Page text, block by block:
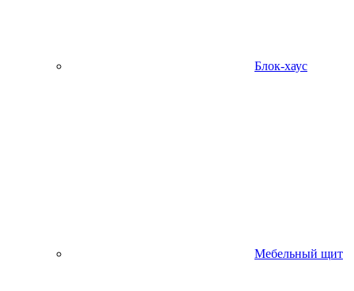
Блок-хаус
Мебельный щит